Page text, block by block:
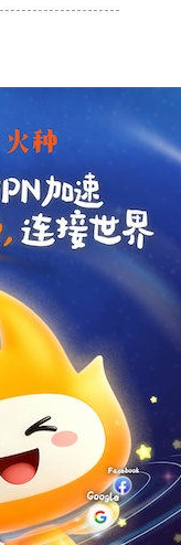
支持 [0] 反对 [0]
支持
连加速器
网app下载安装